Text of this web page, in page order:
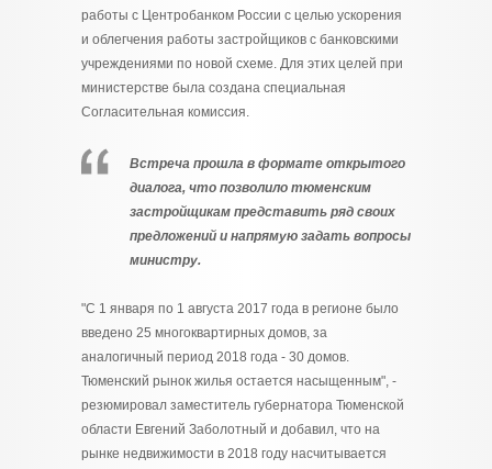
работы с Центробанком России с целью ускорения
и облегчения работы застройщиков с банковскими
учреждениями по новой схеме. Для этих целей при
министерстве была создана специальная
Согласительная комиссия.
Встреча прошла в формате открытого
диалога, что позволило тюменским
застройщикам представить ряд своих
предложений и напрямую задать вопросы
министру.
"С 1 января по 1 августа 2017 года в регионе было
введено 25 многоквартирных домов, за
аналогичный период 2018 года - 30 домов.
Тюменский рынок жилья остается насыщенным", -
резюмировал заместитель губернатора Тюменской
области Евгений Заболотный и добавил, что на
рынке недвижимости в 2018 году насчитывается